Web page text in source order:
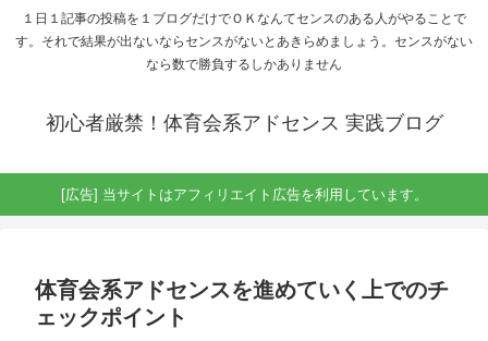
１日１記事の投稿を１ブログだけでＯＫなんてセンスのある人がやることで
す。それで結果が出ないならセンスがないとあきらめましょう。センスがない
なら数で勝負するしかありません
初心者厳禁！体育会系アドセンス 実践ブログ
[広告] 当サイトはアフィリエイト広告を利用しています。
体育会系アドセンスを進めていく上でのチ
ェックポイント